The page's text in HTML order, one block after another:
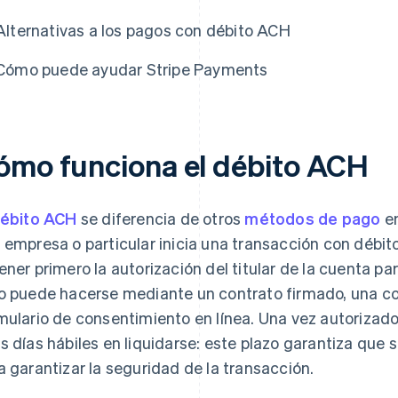
a los pagos con débito ACH
puede ayudar Stripe Payments
funciona el débito ACH
ACH se diferencia de otros métodos de pago
empresa o particular inicia una transacción con
primero la autorización del titular de la cuenta
puede hacerse mediante un contrato firmado, una
de consentimiento en línea. Una vez
días hábiles en liquidarse: este plazo garantiza que
garantizar la seguridad de la transacción.